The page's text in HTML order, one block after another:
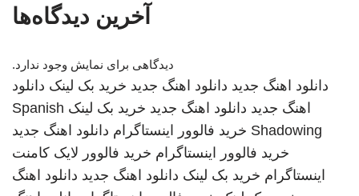
آخرین دیدگاه‌ها
دیدگاهی برای نمایش وجود ندارد.
دانلود اهنگ جدید دانلود اهنگ جدید خرید بک لینک دانلود
اهنگ جدید دانلود اهنگ جدید خرید بک لینک Spanish
Shadowing خرید فالوور اینستاگرام دانلود اهنگ جدید
خرید فالوور اینستاگرام خرید فالوور لایک کامنت
اینستاگرام خرید بک لینک دانلود اهنگ جدید دانلود اهنگ